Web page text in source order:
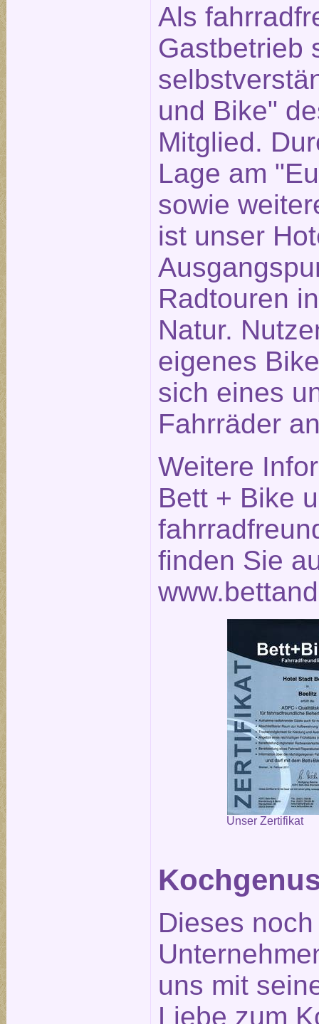
Als
Gastbetrieb
und Bike"
Mitglied.
Lage am
sowie
ist unser
Radtouren
Natur.
eigenes
sich eines
Fahrräder
Weitere
Bett + Bike
finden Sie
Unser Zertifikat
Dieses
uns mit
Liebe zum